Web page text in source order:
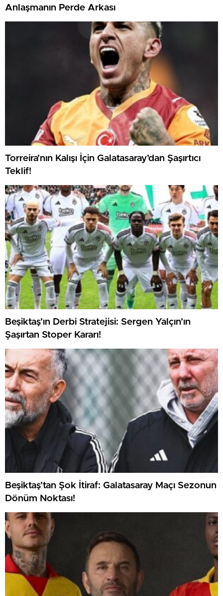
Anlaşmanın Perde Arkası
Torreira’nın Kalışı İçin Galatasaray’dan Şaşırtıcı
Teklif!
Beşiktaş’ın Derbi Stratejisi: Sergen Yalçın’ın
Şaşırtan Stoper Kararı!
Beşiktaş’tan Şok İtiraf: Galatasaray Maçı Sezonun
Dönüm Noktası!